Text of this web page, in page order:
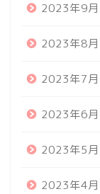
2023年9月
2023年8月
2023年7月
2023年6月
2023年5月
2023年4月